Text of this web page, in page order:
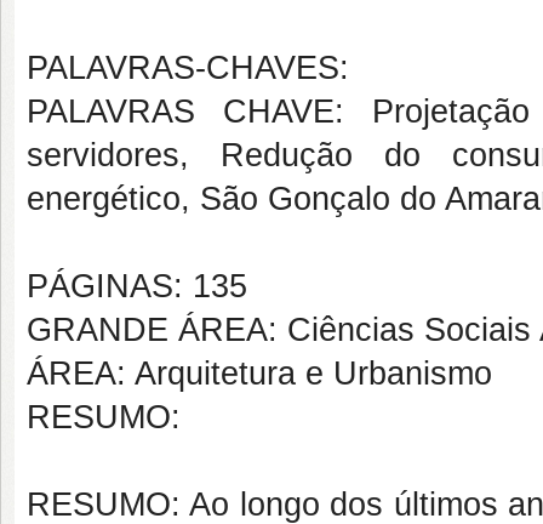
PALAVRAS-CHAVES:
PALAVRAS CHAVE:
servidores, Redução do
energético, São Gonçalo do
PÁGINAS: 135
GRANDE ÁREA: Ciências Sociais
ÁREA: Arquitetura e Urbanismo
RESUMO:
RESUMO: Ao longo dos últimos